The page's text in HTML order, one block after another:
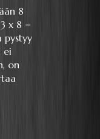
8
x 8 =
pystyy
ei
on